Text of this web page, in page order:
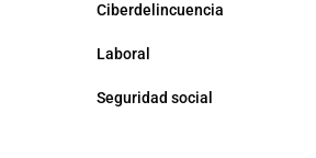
Ciberdelincuencia
Laboral
Seguridad social